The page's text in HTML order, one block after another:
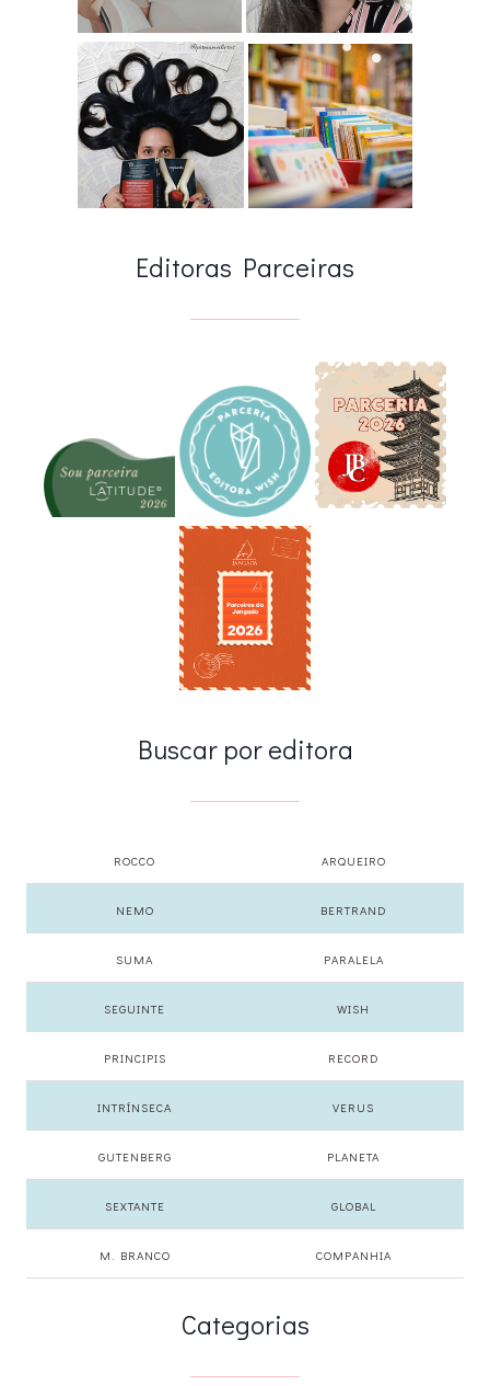
Editoras Parceiras
Buscar por editora
ROCCO ARQUEIRO
NEMO BERTRAND
SUMA PARALELA
SEGUINTE WISH
PRINCIPIS RECORD
INTRÍNSECA VERUS
GUTENBERG PLANETA
SEXTANTE GLOBAL
M. BRANCO COMPANHIA
Categorias